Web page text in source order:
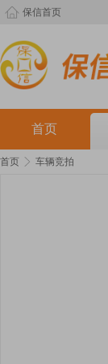
保信首页
首页
首页 车辆竞拍